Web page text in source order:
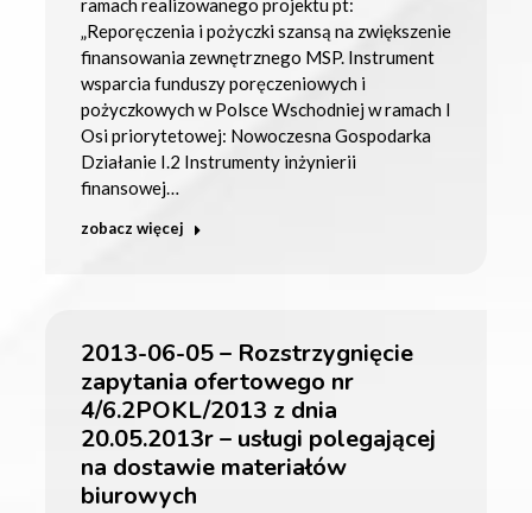
„Reporęczenia i pożyczki szansą na zwiększenie
finansowania zewnętrznego MSP. Instrument
wsparcia funduszy poręczeniowych i
pożyczkowych w Polsce Wschodniej w ramach I
Osi priorytetowej: Nowoczesna Gospodarka
Działanie I.2 Instrumenty inżynierii
finansowej…
zobacz więcej
2013-06-05 – Rozstrzygnięcie
zapytania ofertowego nr
4/6.2POKL/2013 z dnia
20.05.2013r – usługi polegającej
na dostawie materiałów
biurowych